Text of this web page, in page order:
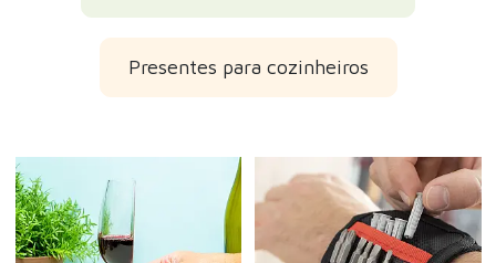
Presentes para cozinheiros